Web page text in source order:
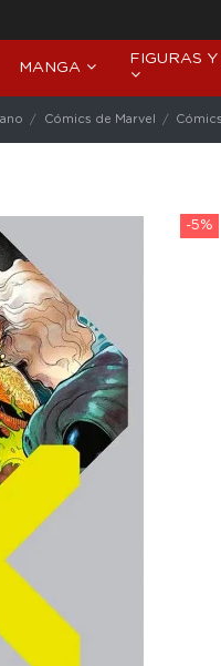
MANGA
FIGURAS
Cómics de Marvel
-5%